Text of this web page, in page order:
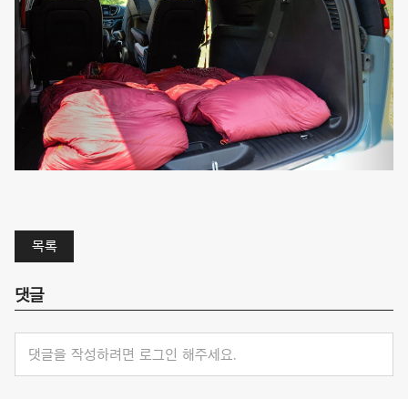
목록
댓글
댓글을 작성하려면 로그인 해주세요.